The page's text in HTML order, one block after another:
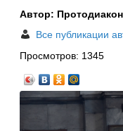
Автор:
Все публикации
Просмотров: 1345